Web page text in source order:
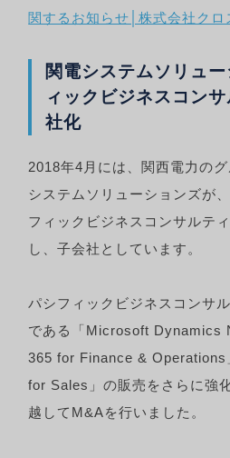
関するお知らせ│株式会社クロ
関電システムソリュ
ィックビジネスコン
社化
2018年4月には、関西電力の
システムソリューションズが
フィックビジネスコンサルテ
し、子会社としています。
パシフィックビジネスコンサ
である「Microsoft Dynamics
365 for Finance &
for Sales」の販売をさらに強
越してM&Aを行いました。